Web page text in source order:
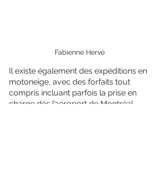
Fabienne Hervé
Il existe également des expéditions en
motoneige, avec des forfaits tout
compris incluant parfois la prise en
charge dès l’aéroport de Montréal,